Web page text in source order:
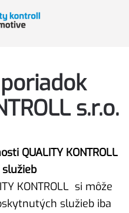
s.r.o.
QUALITY KONTROLL
KONTROLL si môže
služieb iba